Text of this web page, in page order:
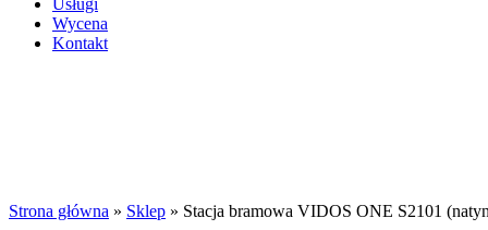
Usługi
Wycena
Kontakt
Strona główna » Sklep » Stacja bramowa VIDOS ONE S2101